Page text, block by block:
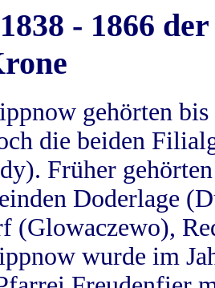
- 1866
gehörten
die beiden
Früher
Doderlage
(Glowaczewo),
wurde im